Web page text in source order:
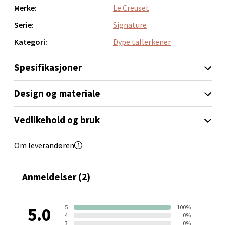
Merke:
Le Creuset
Serie:
Signature
Kategori:
Dype tallerkener
Spesifikasjoner
Design og materiale
Vedlikehold og bruk
Om leverandøren
Anmeldelser (2)
5.0 5
100%
4
0%
3
0%
Bergen - Thon Senter Sartor
Sartorvegen 12, 5353 Straume
Åpent i dag 10-21
0 i butikk
Trondheim - Sirkus Shopping
Falkenborgveien 5, 7044 Trondheim
Åpent i dag 09-21